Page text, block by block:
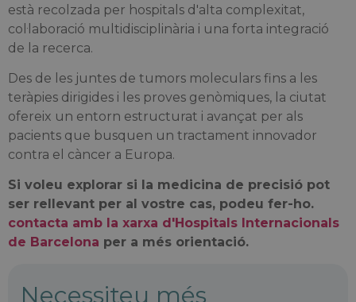
està recolzada per hospitals d'alta complexitat,
col·laboració multidisciplinària i una forta integració
de la recerca.
Des de les juntes de tumors moleculars fins a les
teràpies dirigides i les proves genòmiques, la ciutat
ofereix un entorn estructurat i avançat per als
pacients que busquen un tractament innovador
contra el càncer a Europa.
Si voleu explorar si la medicina de precisió pot
ser rellevant per al vostre cas, podeu fer-ho.
contacta amb la xarxa d'Hospitals Internacionals
de Barcelona per a més orientació.
Necessiteu més